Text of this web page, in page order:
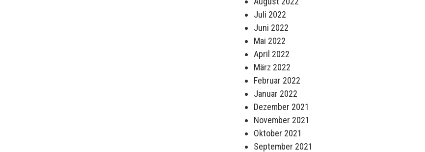
Juli 2022
Juni 2022
Mai 2022
April 2022
März 2022
Februar 2022
Januar 2022
Dezember 2021
November 2021
Oktober 2021
September 2021